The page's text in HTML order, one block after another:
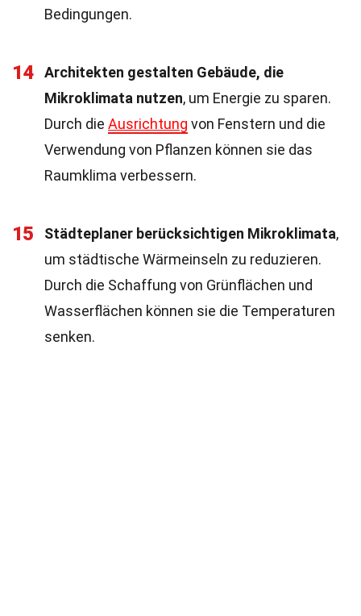
Bedingungen.
14
Architekten gestalten Gebäude, die
Mikroklimata nutzen, um Energie zu sparen.
Durch die Ausrichtung von Fenstern und die
Verwendung von Pflanzen können sie das
Raumklima verbessern.
15 Städteplaner berücksichtigen Mikroklimata,
um städtische Wärmeinseln zu reduzieren.
Durch die Schaffung von Grünflächen und
Wasserflächen können sie die Temperaturen
senken.